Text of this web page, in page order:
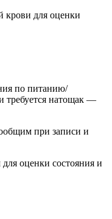
крови для оценки
по питанию/
требуется натощак —
при записи и
для оценки состояния и